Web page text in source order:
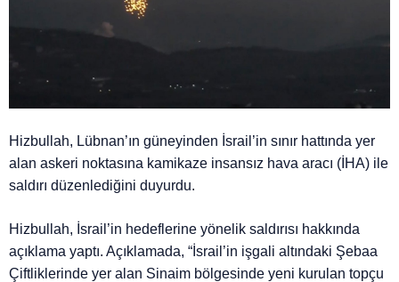
Hizbullah, Lübnan’ın güneyinden İsrail’in sınır hattında yer
alan askeri noktasına kamikaze insansız hava aracı (İHA) ile
saldırı düzenlediğini duyurdu.
Hizbullah, İsrail’in hedeflerine yönelik saldırısı hakkında
açıklama yaptı. Açıklamada, “İsrail’in işgali altındaki Şebaa
Çiftliklerinde yer alan Sinaim bölgesinde yeni kurulan topçu